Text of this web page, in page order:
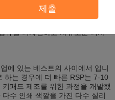
제출
장식새김 비용은 제 2 파일의 추
. 우리는 또한 고객에 의하여 제
이 reengineer 좋습니다. 우리의
류를 디자인하고 자유로운 디자
에 있는 베스트의 사이에서 입니
하는 경우에 더 빠른 RSP는 7-10
패드 제조를 위한 과정을 개발했
수 인쇄 색깔을 가진 다수 실리